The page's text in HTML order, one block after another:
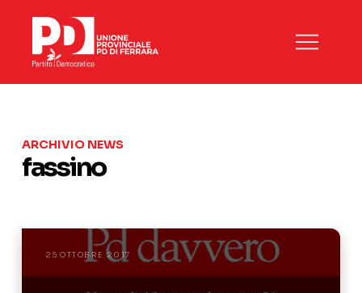
ARCHIVIO NEWS
fassino
25 OTTOBRE 2017